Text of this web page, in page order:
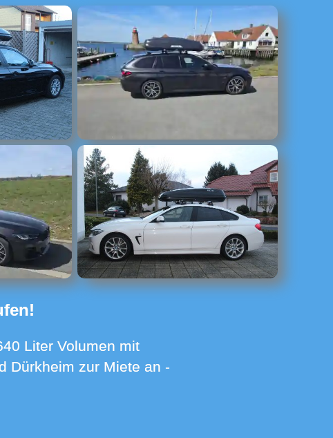
Dürkheim zur Miete an -